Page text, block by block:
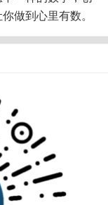
做到心里有数。